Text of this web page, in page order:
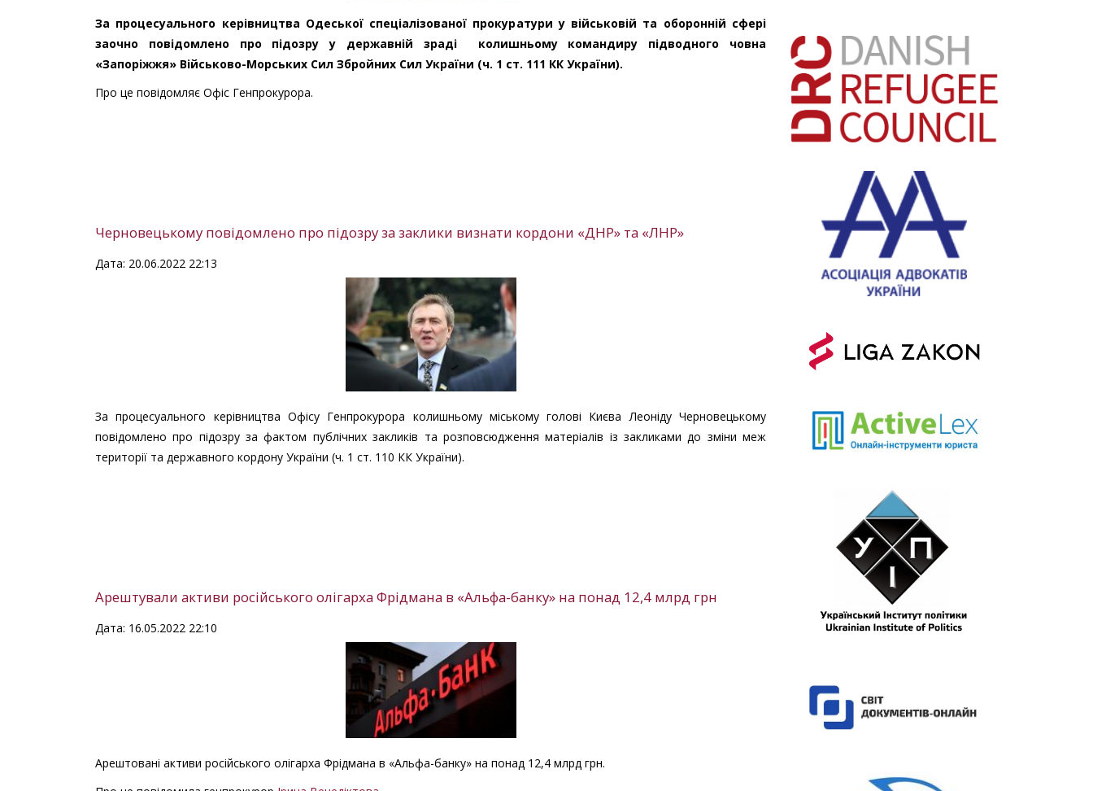
За процесуального керівництва Одеської спеціалізованої прокуратури у військовій та оборонній сфері
заочно повідомлено про підозру у державній зраді колишньому командиру підводного човна
«Запоріжжя» Військово-Морських Сил Збройних Сил України (ч. 1 ст. 111 КК України).
Про це повідомляє Офіс Генпрокурора.
Черновецькому повідомлено про підозру за заклики визнати кордони «ДНР» та «ЛНР»
Дата: 20.06.2022 22:13
За процесуального керівництва Офісу Генпрокурора колишньому міському голові Києва Леоніду Черновецькому
повідомлено про підозру за фактом публічних закликів та розповсюдження матеріалів із закликами до зміни меж
території та державного кордону України (ч. 1 ст. 110 КК України).
Арештували активи російського олігарха Фрідмана в «Альфа-банку» на понад 12,4 млрд грн
Дата: 16.05.2022 22:10
Арештовані активи російського олігарха Фрідмана в «Альфа-банку» на понад 12,4 млрд грн.